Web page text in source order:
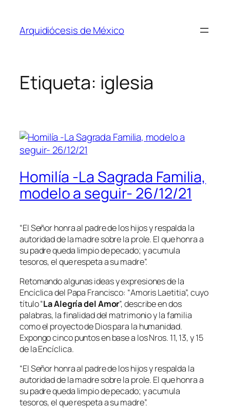
contenido
Arquidiócesis de México
Etiqueta: iglesia
Homilía -La Sagrada Familia,
modelo a seguir- 26/12/21
“El Señor honra al padre de los hijos y respalda la
autoridad de la madre sobre la prole. El que honra a
su padre queda limpio de pecado; y acumula
tesoros, el que respeta a su madre”.
Retomando algunas ideas y expresiones de la
Encíclica del Papa Francisco: “Amoris Laetitia”, cuyo
título “La Alegría del Amor”, describe en dos
palabras, la finalidad del matrimonio y la familia
como el proyecto de Dios para la humanidad.
Expongo cinco puntos en base a los Nros. 11, 13, y 15
de la Encíclica.
“El Señor honra al padre de los hijos y respalda la
autoridad de la madre sobre la prole. El que honra a
su padre queda limpio de pecado; y acumula
tesoros, el que respeta a su madre”.